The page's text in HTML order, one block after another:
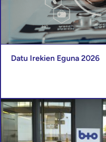
Datu Irekien Eguna 2026